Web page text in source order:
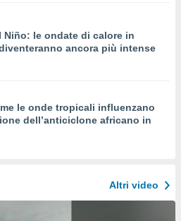
Niño: le ondate di calore in
ancora più intense
le onde tropicali influenzano
dell’anticiclone africano in
Altri video